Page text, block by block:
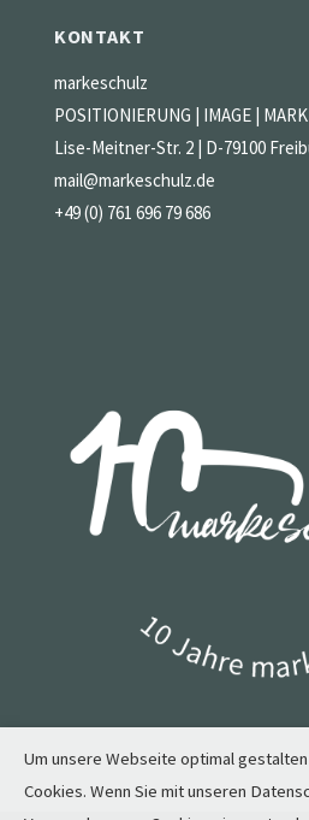
KONTAKT
markeschulz
POSITIONIERUNG | IMAGE |
Lise-Meitner-Str. 2 | D-79100
mail@markeschulz.de
+49 (0) 761 696 79 686
Um unsere Webseite optimal
Cookies. Wenn Sie mit unseren